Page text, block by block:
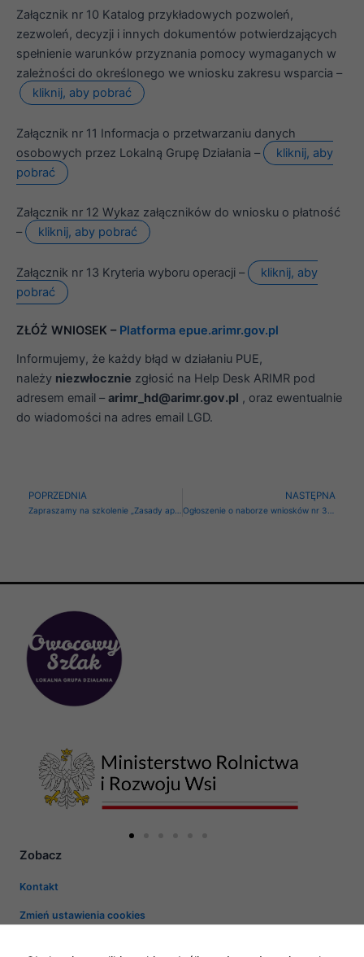
Załącznik nr 10 Katalog przykładowych pozwoleń,
zezwoleń, decyzji i innych dokumentów potwierdzających
spełnienie warunków przyznania pomocy wymaganych w
zależności do określonego we wniosku zakresu wsparcia –
kliknij, aby pobrać
Załącznik nr 11 Informacja o przetwarzaniu danych
osobowych przez Lokalną Grupę Działania –
kliknij, aby
pobrać
Załącznik nr 12 Wykaz załączników do wniosku o płatność
–
kliknij, aby pobrać
Załącznik nr 13 Kryteria wyboru operacji –
kliknij, aby
pobrać
ZŁÓŻ WNIOSEK – Platforma epue.arimr.gov.pl
Informujemy, że każdy błąd w działaniu PUE,
należy niezwłocznie zgłosić na Help Desk ARIMR pod
adresem email – arimr_hd@arimr.gov.pl , oraz ewentualnie
do wiadomości na adres email LGD.
POPRZEDNIA
Zapraszamy na szkolenie „Zasady aplikowania o wsparcie w ramach naborów nr 2/2025 i nr 3/2025”
NASTĘPNA
Ogłoszenie o naborze wniosków nr 3/2025
Zobacz
Kontakt
Zmień ustawienia cookies
spersonalizowanych
treści i ofert.